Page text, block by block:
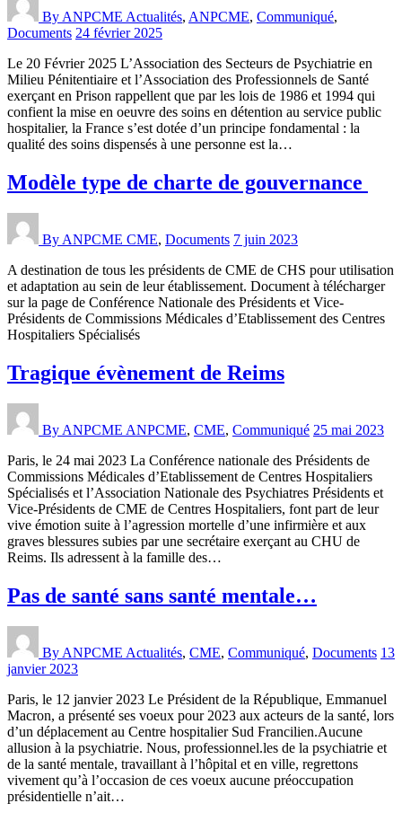
By ANPCME Actualités, ANPCME, Communiqué,
Documents 24 février 2025
Le 20 Février 2025 L’Association des Secteurs de Psychiatrie en
Milieu Pénitentiaire et l’Association des Professionnels de Santé
exerçant en Prison rappellent que par les lois de 1986 et 1994 qui
confient la mise en oeuvre des soins en détention au service public
hospitalier, la France s’est dotée d’un principe fondamental : la
qualité des soins dispensés à une personne est la…
Modèle type de charte de gouvernance
By ANPCME CME, Documents 7 juin 2023
A destination de tous les présidents de CME de CHS pour utilisation
et adaptation au sein de leur établissement. Document à télécharger
sur la page de Conférence Nationale des Présidents et Vice-
Présidents de Commissions Médicales d’Etablissement des Centres
Hospitaliers Spécialisés
Tragique évènement de Reims
By ANPCME ANPCME, CME, Communiqué 25 mai 2023
Paris, le 24 mai 2023 La Conférence nationale des Présidents de
Commissions Médicales d’Etablissement de Centres Hospitaliers
Spécialisés et l’Association Nationale des Psychiatres Présidents et
Vice-Présidents de CME de Centres Hospitaliers, font part de leur
vive émotion suite à l’agression mortelle d’une infirmière et aux
graves blessures subies par une secrétaire exerçant au CHU de
Reims. Ils adressent à la famille des…
Pas de santé sans santé mentale…
By ANPCME Actualités, CME, Communiqué, Documents 13
janvier 2023
Paris, le 12 janvier 2023 Le Président de la République, Emmanuel
Macron, a présenté ses voeux pour 2023 aux acteurs de la santé, lors
d’un déplacement au Centre hospitalier Sud Francilien.Aucune
allusion à la psychiatrie. Nous, professionnel.les de la psychiatrie et
de la santé mentale, travaillant à l’hôpital et en ville, regrettons
vivement qu’à l’occasion de ces voeux aucune préoccupation
présidentielle n’ait…